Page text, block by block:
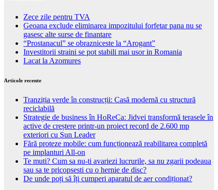
Zece zile pentru TVA
Geoana exclude eliminarea impozitului forfetar pana nu se
gasesc alte surse de finantare
“Prostanacul” se obrazniceste la “Arogant”
Investitorii straini se pot stabili mai usor in Romania
Lacat la Azomures
Articole recente
Tranziția verde în construcții: Casă modernă cu structură
reciclabilă
Strategie de business în HoReCa: Jidvei transformă terasele în
active de creștere printr-un proiect record de 2.600 mp
exteriori cu Sun Leader
Fără proteze mobile: cum funcționează reabilitarea completă
pe implanturi All-on
Te muti? Cum sa nu-ti avariezi lucrurile, sa nu zgarii podeaua
sau sa te pricopsesti cu o hernie de disc?
De unde poți să îți cumperi aparatul de aer condiționat?